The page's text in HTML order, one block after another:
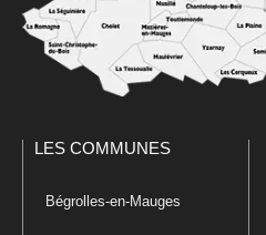
LES COMMUNES
Bégrolles-en-Mauges